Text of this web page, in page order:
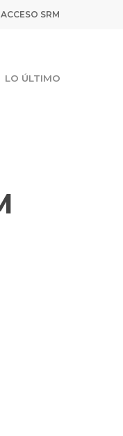
ACCESO SRM
LO ÚLTIMO